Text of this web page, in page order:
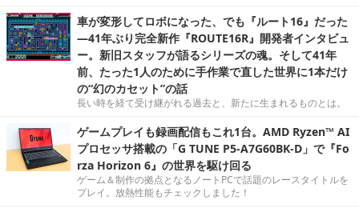
車が変形してロボになった、でも『ルート16』だった
―41年ぶり完全新作『ROUTE16R』開発者インタビュ
ー。新旧スタッフが語るシリーズの魂。そして41年
前、たった1人のために手作業で直した世界に1本だけ
の“幻のカセット”の話
長い時を経て受け継がれる過去と、新たに生まれるものとは。
ゲームプレイも録画配信もこれ1台。AMD Ryzen™ AI
プロセッサ搭載の「G TUNE P5-A7G60BK-D」で『Fo
rza Horizon 6』の世界を駆け回る
ゲーム＆制作の拠点となるノートPCで話題のレースタイトルを
プレイ。放熱性能もチェックしました！